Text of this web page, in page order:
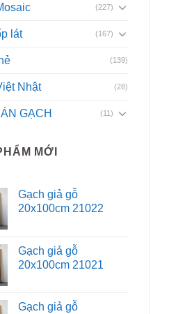
(227)
lát (167)
(139)
Nhật (28)
GẠCH (11)
MỚI
Gạch giả gỗ
20x100cm 21022
Gạch giả gỗ
20x100cm 21021
Gạch giả gỗ